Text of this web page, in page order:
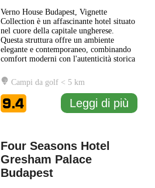
Verno House Budapest, Vignette
Collection è un affascinante hotel situato
nel cuore della capitale ungherese.
Questa struttura offre un ambiente
elegante e contemporaneo, combinando
comfort moderni con l'autenticità storica
caratterizzati da un design raffinato,
dove ogni dettaglio è stato curato con
attenzione per creare un'atmosfera
accogliente. Gli ospiti possono... Leggi
di più
Campi da golf < 5 km
9.4 Leggi di più
Four Seasons Hotel
Gresham Palace
Budapest